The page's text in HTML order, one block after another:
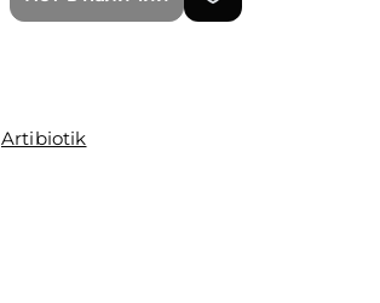
Artibiotik